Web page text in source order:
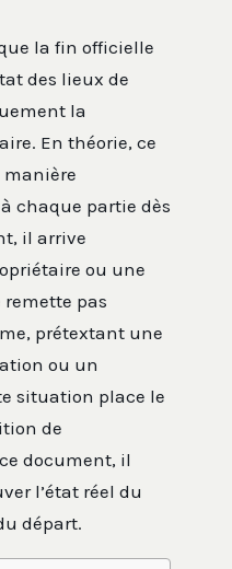
la fin officielle
des lieux de
la
En théorie, ce
chaque partie dès
il arrive
ou une
pas
prétextant une
ou un
situation place le
de
document, il
l’état réel du
départ.